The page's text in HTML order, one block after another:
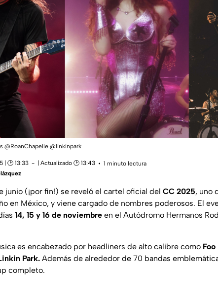
@RoanChapelle @linkinpark
| 🕑 13:33 | Actualizado 🕑 13:43
1 minuto lectura
junio (¡por fin!) se reveló el cartel oficial del CC 2025, uno
en México, y viene cargado de nombres poderosos. El
14, 15 y 16 de noviembre en el Autódromo Hermanos
es encabezado por headliners de alto calibre como
Park. Además de alrededor de 70 bandas
completo.